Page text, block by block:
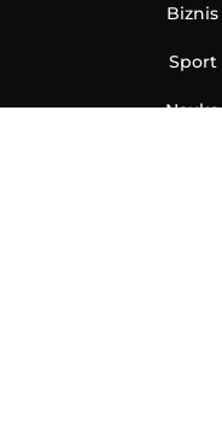
Biznis
Sport
Nauka